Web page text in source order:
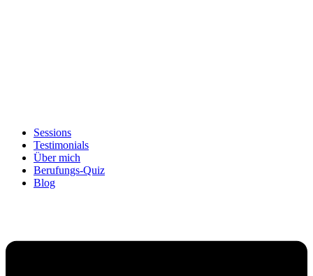
Sessions
Testimonials
Über mich
Berufungs-Quiz
Blog